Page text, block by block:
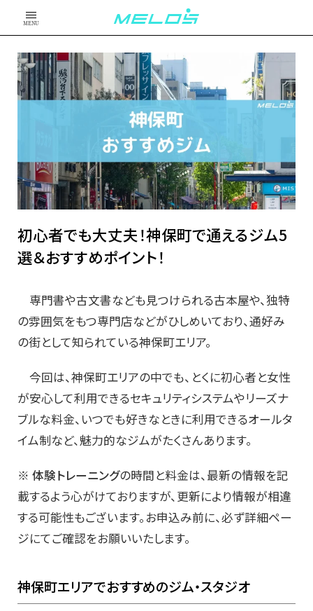
MENU
初心者でも大丈夫！神保町で通えるジム5
選＆おすすめポイント！
専門書や古文書なども見つけられる古本屋や、独特
の雰囲気をもつ専門店などがひしめいており、通好み
の街として知られている神保町エリア。
今回は、神保町エリアの中でも、とくに初心者と女性
が安心して利用できるセキュリティシステムやリーズナ
ブルな料金、いつでも好きなときに利用できるオールタ
イム制など、魅力的なジムがたくさんあります。
※ 体験トレーニングの時間と料金は、最新の情報を記
載するよう心がけておりますが、更新により情報が相違
する可能性もございます。お申込み前に、必ず詳細ペー
ジにてご確認をお願いいたします。
神保町エリアでおすすめのジム・スタジオ